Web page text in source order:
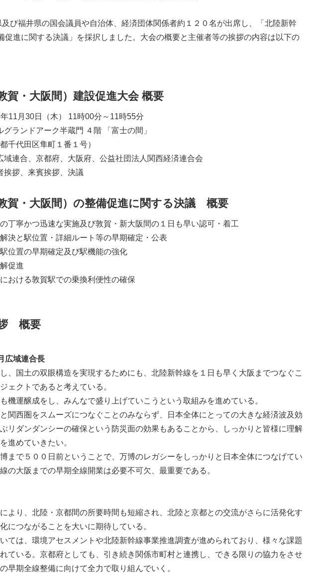
び福井県の国会議員や自治体、経済団体関係者約１２０名が出席し、「北陸新幹
促進に関する決議」を採択しました。大会の概要と主催者等の挨拶の内容は以下の
賀・大阪間）建設促進大会 概要
月30日（木） 11時00分～11時55分
ランドアーク半蔵門 ４階 「富士の間」
隼町１番１号）
、京都府、大阪府、公益社団法人関西経済連合会
、来賓挨拶、決議
賀・大阪間）の整備促進に関する決議 概要
丁寧かつ迅速な実施及び敦賀・新大阪間の１日も早い認可・着工
決と駅位置・詳細ルート等の早期確定・公表
位置の早期確定及び駅機能の強化
促進
おける敦賀駅での乗換利便性の確保
概要
広域連合長
、国土の双眼構造を実現するためにも、北陸新幹線を１日も早く大阪までつなぐこ
ェクトであると考えている。
機運醸成をし、みんなで盛り上げていこうという取組みを進めている。
関西圏をスムーズにつなぐことのみならず、日本全体にとっての大きな経済波及効
リダンダンシーの確保という防災面の効果もあることから、しっかりと皆様に理解
進めていきたい。
まで５００日前ということで、万博のレガシーをしっかりと日本全体につなげてい
の大阪までの早期全線開業は必要不可欠、最重要である。
より、北陸・京都間の所要時間も短縮され、北陸と京都との交流がさらに活発化す
につながることを大いに期待している。
ては、環境アセスメントや北陸新幹線事業推進調査が進められており、様々な課題
ている。京都府としても、引き続き関係市町村と連携し、できる限りの協力をさせ
早期全線整備に向けて全力で取り組んでいく。
Japanese
English